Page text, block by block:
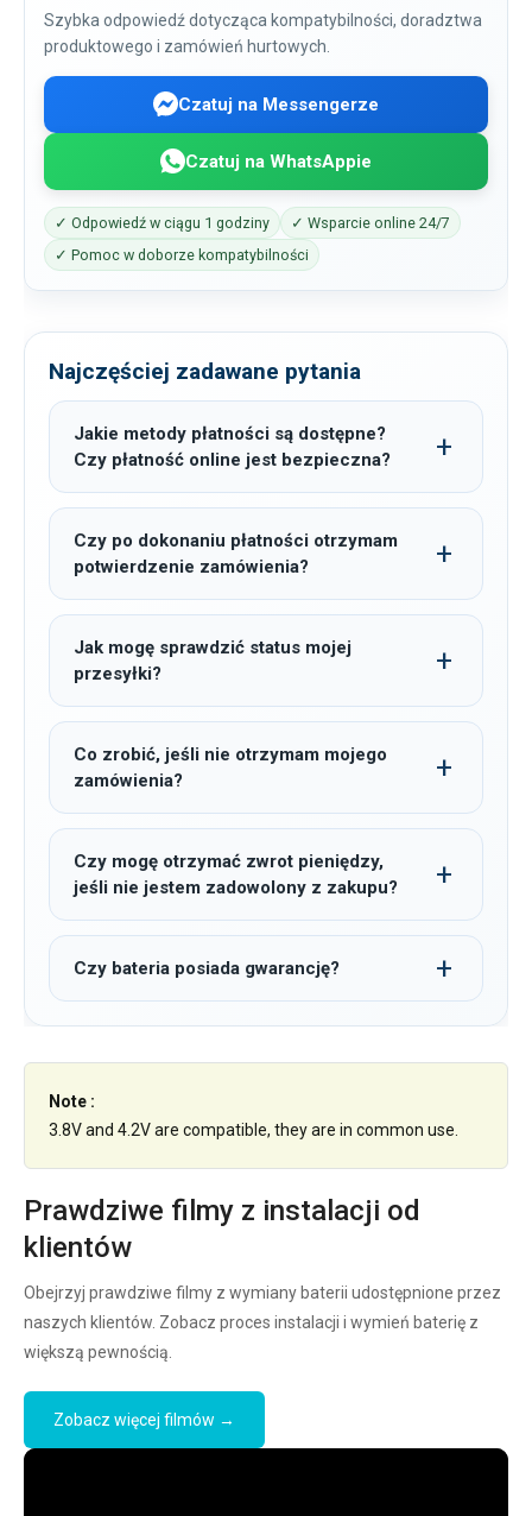
Szybka odpowiedź dotycząca kompatybilności, doradztwa
produktowego i zamówień hurtowych.
Czatuj na Messengerze
Czatuj na WhatsAppie
✓ Odpowiedź w ciągu 1 godziny
✓ Wsparcie online 24/7
✓ Pomoc w doborze kompatybilności
Najczęściej zadawane pytania
Jakie metody płatności są dostępne?
Czy płatność online jest bezpieczna?
Czy po dokonaniu płatności otrzymam
potwierdzenie zamówienia?
Jak mogę sprawdzić status mojej
przesyłki?
Co zrobić, jeśli nie otrzymam mojego
zamówienia?
Czy mogę otrzymać zwrot pieniędzy,
jeśli nie jestem zadowolony z zakupu?
Czy bateria posiada gwarancję?
Note :
3.8V and 4.2V are compatible, they are in common use.
Prawdziwe filmy z instalacji od
klientów
Obejrzyj prawdziwe filmy z wymiany baterii udostępnione przez
naszych klientów. Zobacz proces instalacji i wymień baterię z
większą pewnością.
Zobacz więcej filmów →